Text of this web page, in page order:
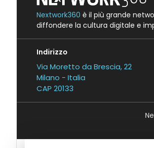
Nextwork360 è il più grande
diffondere la cultura digitale e
Indirizzo
Via Moretto da Brescia, 22
Milano - Italia
CAP 20133